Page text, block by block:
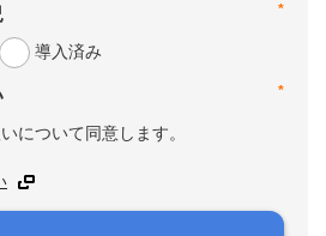
*
導入済み
*
について同意します。